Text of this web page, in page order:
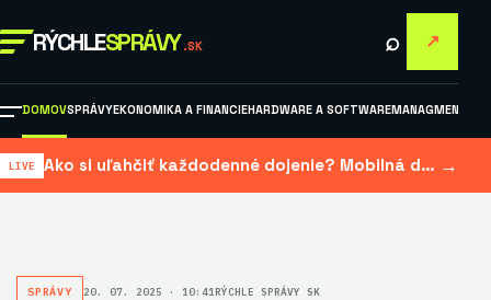
RÝCHLESPRÁVY .SK ⌕ ↗
DOMOVSPRÁVYEKONOMIKA A FINANCIEHARDWARE A SOFTWAREMANAGMENT A
Ako si uľahčiť každodenné dojenie? Mobilná dojačka šetrí čas aj námahu →
SPRÁVY 20. 07. 2025 · 10:41RÝCHLE SPRÁVY SK